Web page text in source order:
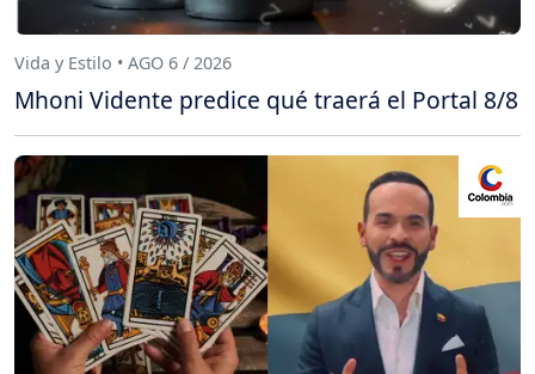
Vida y Estilo • AGO 6 / 2026
Mhoni Vidente predice qué traerá el Portal 8/8